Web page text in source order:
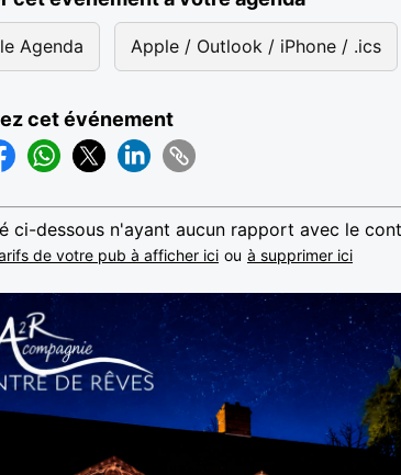
Agenda Apple / Outlook / iPhone / .ics
cet événement
ci-dessous n'ayant aucun rapport avec le
de votre pub à afficher ici ou à supprimer ici